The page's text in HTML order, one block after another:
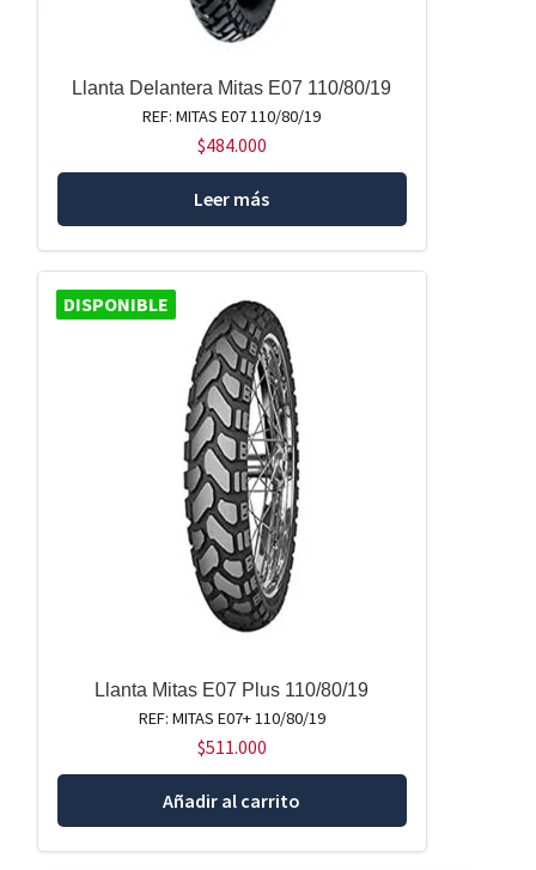
Llanta Delantera Mitas E07 110/80/19
REF: MITAS E07 110/80/19
$484.000
Leer más
DISPONIBLE
Llanta Mitas E07 Plus 110/80/19
REF: MITAS E07+ 110/80/19
$511.000
Añadir al carrito